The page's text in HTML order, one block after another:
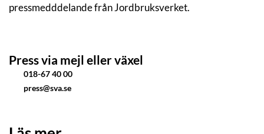
pressmedddelande från Jordbruksverket.
Press via mejl eller växel
018-67 40 00
press@sva.se